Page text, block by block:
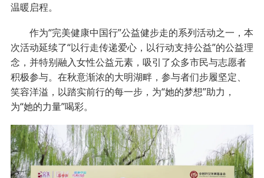
温暖启程。
作为“完美健康中国行”公益健步走的系列活动之一，本
次活动延续了“以行走传递爱心，以行动支持公益”的公益理
念，并特别融入女性公益元素，吸引了众多市民与志愿者
积极参与。在秋意渐浓的大明湖畔，参与者们步履坚定、
笑容洋溢，以踏实前行的每一步，为“她的梦想”助力，
为“她的力量”喝彩。